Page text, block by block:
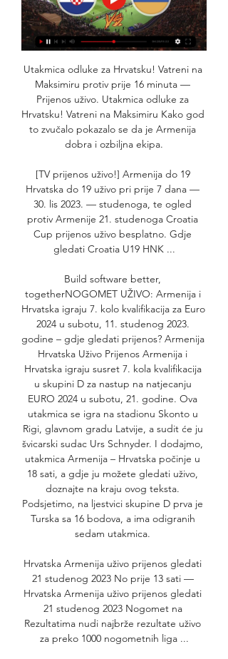
Utakmica odluke za Hrvatsku! Vatreni na
Maksimiru protiv prije 16 minuta —
Prijenos uživo. Utakmica odluke za
Hrvatsku! Vatreni na Maksimiru Kako god
to zvučalo pokazalo se da je Armenija
dobra i ozbiljna ekipa.
[TV prijenos uživo!] Armenija do 19
Hrvatska do 19 uživo pri prije 7 dana —
30. lis 2023. — studenoga, te ogled
protiv Armenije 21. studenoga Croatia
Cup prijenos uživo besplatno. Gdje
gledati Croatia U19 HNK ...
Build software better,
togetherNOGOMET UŽIVO: Armenija i
Hrvatska igraju 7. kolo kvalifikacija za Euro
2024 u subotu, 11. studenog 2023.
godine – gdje gledati prijenos? Armenija
Hrvatska Uživo Prijenos Armenija i
Hrvatska igraju susret 7. kola kvalifikacija
u skupini D za nastup na natjecanju
EURO 2024 u subotu, 21. godine. Ova
utakmica se igra na stadionu Skonto u
Rigi, glavnom gradu Latvije, a sudit će ju
švicarski sudac Urs Schnyder. I dodajmo,
utakmica Armenija – Hrvatska počinje u
18 sati, a gdje ju možete gledati uživo,
doznajte na kraju ovog teksta.
Podsjetimo, na ljestvici skupine D prva je
Turska sa 16 bodova, a ima odigranih
sedam utakmica.
Hrvatska Armenija uživo prijenos gledati
21 studenog 2023 No prije 13 sati —
Hrvatska Armenija uživo prijenos gledati
21 studenog 2023 Nogomet na
Rezultatima nudi najbrže rezultate uživo
za preko 1000 nogometnih liga ...